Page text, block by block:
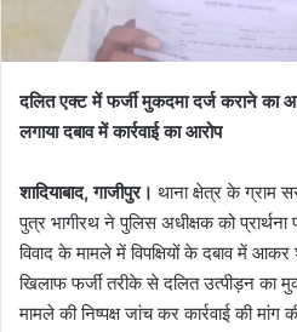
दलित एक्ट में फर्जी मुकदमा दर्ज कराने का
लगाया दबाव में कार्रवाई का आरोप
शादियाबाद, गाजीपुर। थाना क्षेत्र के ग्राम
पुत्र भागीरथ ने पुलिस अधीक्षक को
विवाद के मामले में विपक्षियों के दबाव में
खिलाफ फर्जी तरीके से दलित उत्पीड़न का
मामले की निष्पक्ष जांच कर कार्रवाई की मांग